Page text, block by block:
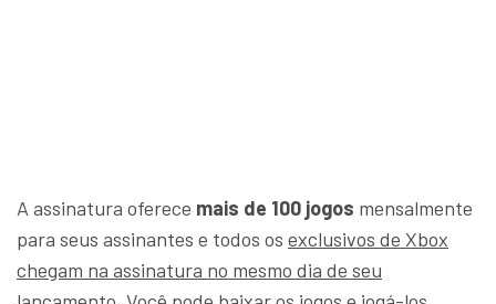
A assinatura oferece mais de 100 jogos mensalmente
para seus assinantes e todos os exclusivos de Xbox
chegam na assinatura no mesmo dia de seu